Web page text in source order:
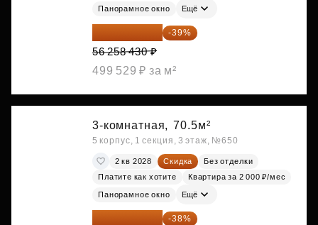
Панорамное окно Ещё
34 317 642 ₽ -39%
56 258 430 ₽
499 529 ₽ за м²
3-комнатная, 70.5м²
5 корпус, 1 секция, 3 этаж, №650
2 кв 2028 Скидка
Без отделки
Платите как хотите
Квартира за 2 000 ₽/мес
Панорамное окно Ещё
35 575 569 ₽ -38%